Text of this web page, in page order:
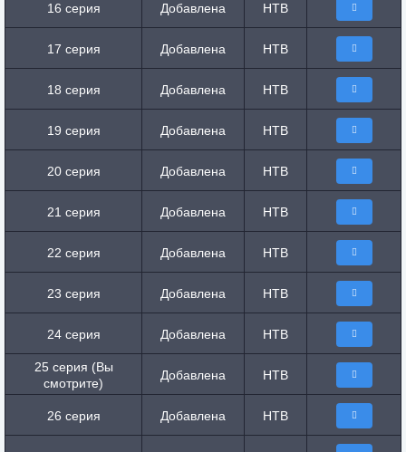
16 серия Добавлена НТВ
17 серия Добавлена НТВ
18 серия Добавлена НТВ
19 серия Добавлена НТВ
20 серия Добавлена НТВ
21 серия Добавлена НТВ
22 серия Добавлена НТВ
23 серия Добавлена НТВ
24 серия Добавлена НТВ
25 серия (Вы
смотрите)
Добавлена НТВ
26 серия Добавлена НТВ